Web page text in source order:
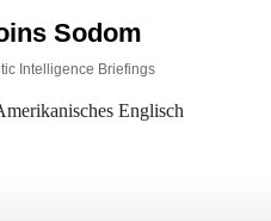
Sodom
Intelligence Briefings
Englisch